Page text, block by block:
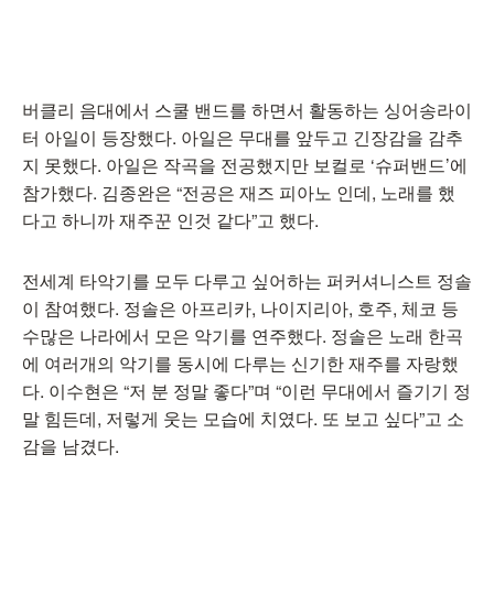
버클리 음대에서 스쿨 밴드를 하면서 활동하는 싱어송라이
터 아일이 등장했다. 아일은 무대를 앞두고 긴장감을 감추
지 못했다. 아일은 작곡을 전공했지만 보컬로 ‘슈퍼밴드’에
참가했다. 김종완은 “전공은 재즈 피아노 인데, 노래를 했
다고 하니까 재주꾼 인것 같다”고 했다.
전세계 타악기를 모두 다루고 싶어하는 퍼커셔니스트 정솔
이 참여했다. 정솔은 아프리카, 나이지리아, 호주, 체코 등
수많은 나라에서 모은 악기를 연주했다. 정솔은 노래 한곡
에 여러개의 악기를 동시에 다루는 신기한 재주를 자랑했
다. 이수현은 “저 분 정말 좋다”며 “이런 무대에서 즐기기 정
말 힘든데, 저렇게 웃는 모습에 치였다. 또 보고 싶다”고 소
감을 남겼다.